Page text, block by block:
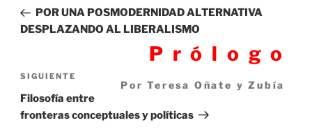
entradas
anterior:
POR UNA POSMODERNIDAD ALTERNATIVA
DESPLAZANDO AL LIBERALISMO
Prólogo
Por Teresa Oñate y Zubía
Siguiente
entrada
SIGUIENTE
Filosofía entre
fronteras conceptuales y políticas